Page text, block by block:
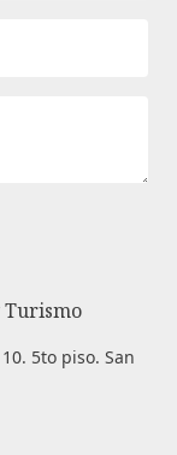
Turismo
5to piso. San